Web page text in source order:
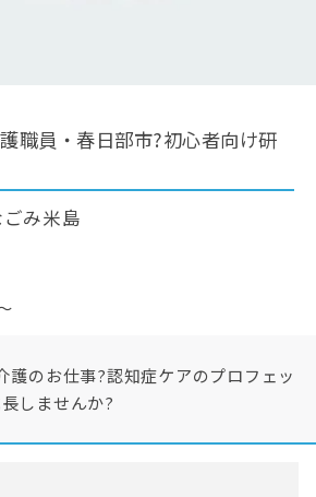
職員・春日部市?初心者向け研
み米島
護のお仕事?認知症ケアのプロフェッ
しませんか?